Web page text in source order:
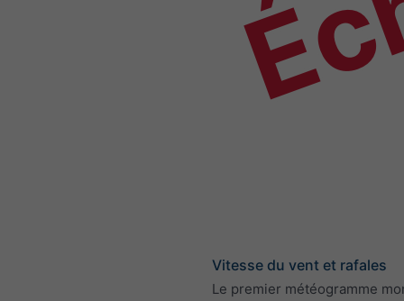
Vitesse du vent et rafales
Le premier météogramme